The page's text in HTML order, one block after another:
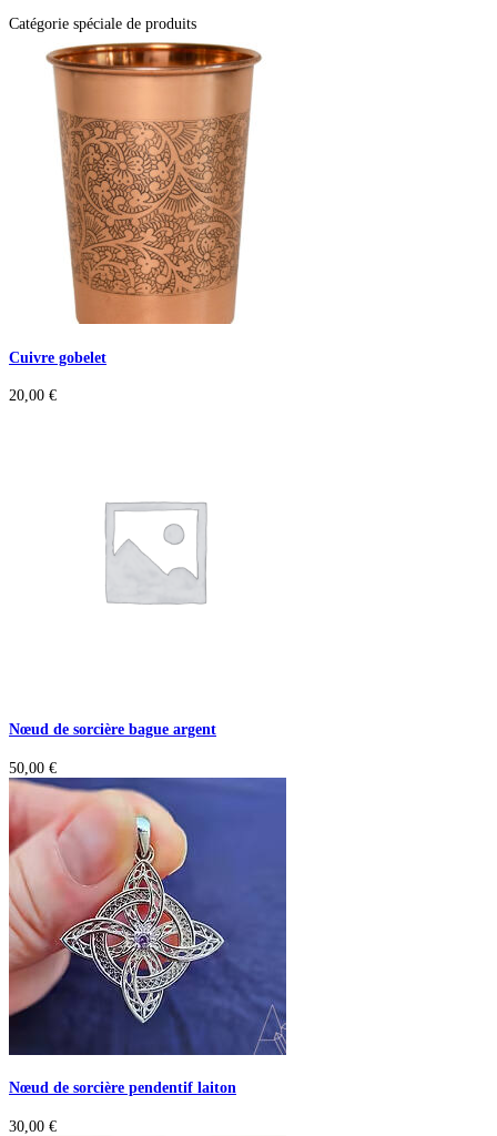
Catégorie spéciale de produits
Cuivre gobelet
20,00 €
Nœud de sorcière bague argent
50,00 €
Nœud de sorcière pendentif laiton
30,00 €